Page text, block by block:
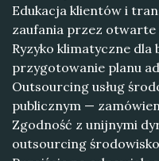
Edukacja klientów i
zaufania przez otwarte
Ryzyko klimatyczne dla
przygotowanie planu
Outsourcing usług
publicznym —
Zgodność z unijnymi
outsourcing